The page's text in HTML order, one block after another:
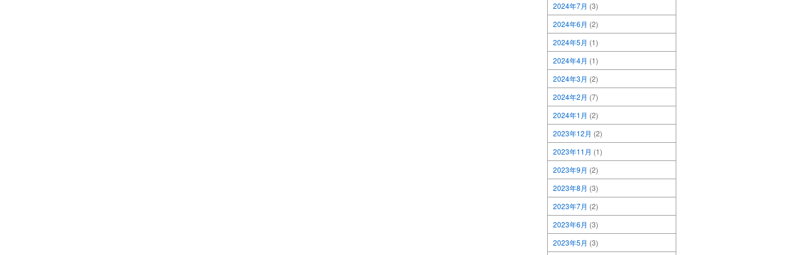
2024年7月 (3)
2024年6月 (2)
2024年5月 (1)
2024年4月 (1)
2024年3月 (2)
2024年2月 (7)
2024年1月 (2)
2023年12月 (2)
2023年11月 (1)
2023年9月 (2)
2023年8月 (3)
2023年7月 (2)
2023年6月 (3)
2023年5月 (3)